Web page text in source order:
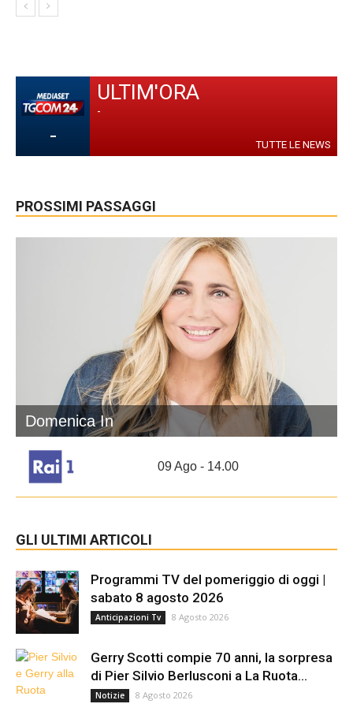
-
ULTIM'ORA
-
TUTTE LE NEWS
PROSSIMI PASSAGGI
Domenica In
09 Ago - 14.00
GLI ULTIMI ARTICOLI
Programmi TV del pomeriggio di oggi |
sabato 8 agosto 2026
Anticipazioni Tv 8 Agosto 2026
Gerry Scotti compie 70 anni, la sorpresa
di Pier Silvio Berlusconi a La Ruota...
Notizie 8 Agosto 2026